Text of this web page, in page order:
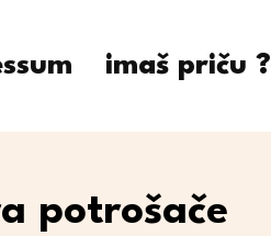
imaš priču ?
potrošače